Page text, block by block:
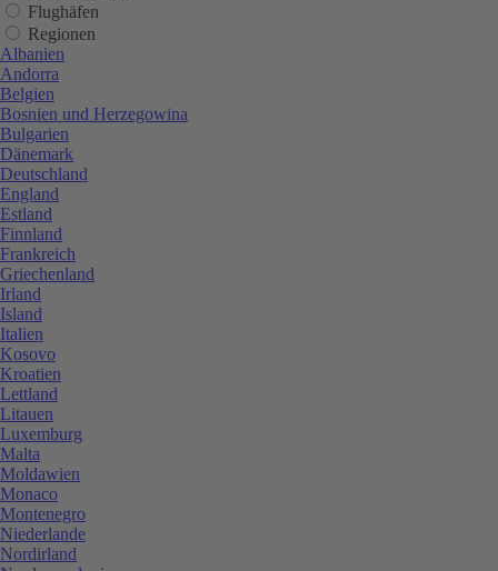
Flughäfen
Regionen
Albanien
Andorra
Belgien
Bosnien und Herzegowina
Bulgarien
Dänemark
Deutschland
England
Estland
Finnland
Frankreich
Griechenland
Irland
Island
Italien
Kosovo
Kroatien
Lettland
Litauen
Luxemburg
Malta
Moldawien
Monaco
Montenegro
Niederlande
Nordirland